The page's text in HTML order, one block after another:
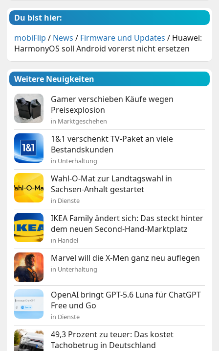
Du bist hier:
mobiFlip / News / Firmware und Updates / Huawei:
HarmonyOS soll Android vorerst nicht ersetzen
Weitere Neuigkeiten
Gamer verschieben Käufe wegen
Preisexplosion
in Marktgeschehen
1&1 verschenkt TV-Paket an viele
Bestandskunden
in Unterhaltung
Wahl-O-Mat zur Landtagswahl in
Sachsen-Anhalt gestartet
in Dienste
IKEA Family ändert sich: Das steckt hinter
dem neuen Second-Hand-Marktplatz
in Handel
Marvel will die X-Men ganz neu auflegen
in Unterhaltung
OpenAI bringt GPT-5.6 Luna für ChatGPT
Free und Go
in Dienste
49,3 Prozent zu teuer: Das kostet
Tachobetrug in Deutschland